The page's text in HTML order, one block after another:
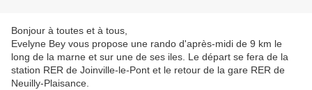
Bonjour à toutes et à tous,
Evelyne Bey vous propose une rando d'après-midi de 9 km le
long de la marne et sur une de ses iles. Le départ se fera de la
station RER de Joinville-le-Pont et le retour de la gare RER de
Neuilly-Plaisance.